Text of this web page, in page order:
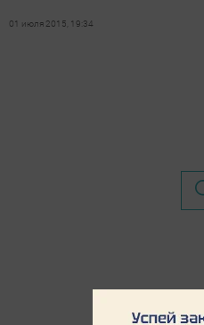
01 июля 2015, 19:34